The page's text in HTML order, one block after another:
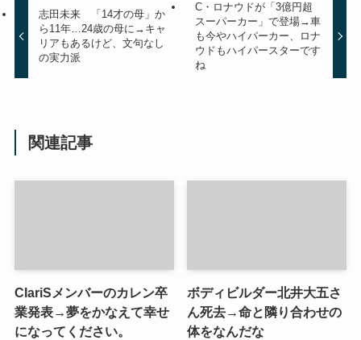
志田未来 「14才の母」か
ら11年…24歳の母に→キャ
リアもあるけど、文句なし
の実力派
C・ロナウドが「3億円超
スーパーカー」で登場→車
も今やハイパーカー、ロナ
ウドもハイパースターです
ね
関連記事
ClariSメンバーのカレン卒
業発表→夢をかなえて幸せ
になってください。
ボディビルダー北井大五さ
ん死去→命と隣り合わせの
体をなんだな